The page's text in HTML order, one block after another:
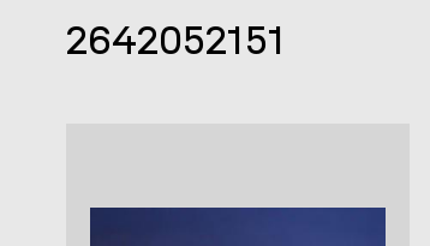
2642052151